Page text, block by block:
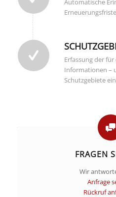
Automatische
Erfassung der
Informationen –
Schutzgebiete
FRAGEN
Wir
Anfrage
Rückruf